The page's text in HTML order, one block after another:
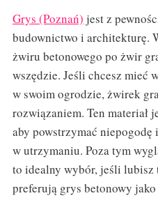
Grys (Poznań) jest z
budownictwo i architekturę.
żwiru betonowego po żwir
wszędzie. Jeśli chcesz mieć
w swoim ogrodzie, żwirek
rozwiązaniem. Ten materiał
aby powstrzymać
w utrzymaniu. Poza tym
to idealny wybór, jeśli lubisz
preferują grys betonowy